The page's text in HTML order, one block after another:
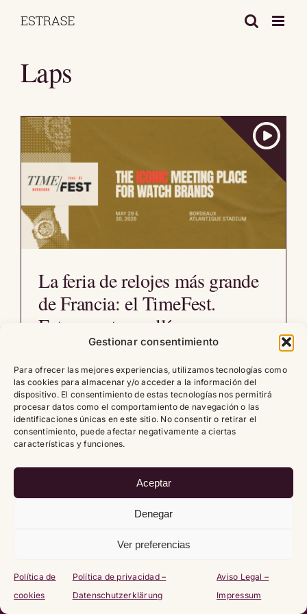
Gestionar consentimiento
Para ofrecer las mejores experiencias, utilizamos tecnologías como
las cookies para almacenar y/o acceder a la información del
dispositivo. El consentimiento de estas tecnologías nos permitirá
procesar datos como el comportamiento de navegación o las
identificaciones únicas en este sitio. No consentir o retirar el
consentimiento, puede afectar negativamente a ciertas
características y funciones.
Aceptar
Denegar
Ver preferencias
Política de
cookies
Política de privacidad –
Datenschutzerklärung
Aviso Legal –
Impressum
Laps
La feria de relojes más grande
de Francia: el TimeFest.
Estrase estuvo allí y nos
probamos todas las novedades.
06/06/2026 | General,Micromarcas,Mirada
personal
Leer artículo
privacidad – Datenschutzerklärung|Aviso Legal – Impressum